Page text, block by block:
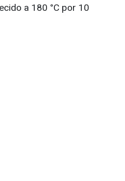
a 180 °C por 10